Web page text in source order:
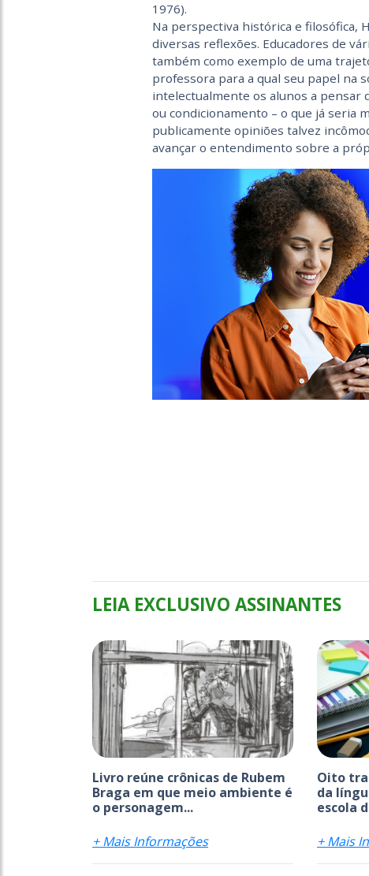
1976).
Na perspectiva histórica e filosófica,
diversas reflexões. Educadores de
também como exemplo de uma
professora para a qual seu papel na
intelectualmente os alunos a pensar
ou condicionamento – o que já seria
publicamente opiniões talvez
avançar o entendimento sobre a
LEIA EXCLUSIVO ASSINANTES
Livro reúne crônicas de Rubem
Braga em que meio ambiente é
o personagem...
+ Mais Informações
Oito
da
escola
+ Mais